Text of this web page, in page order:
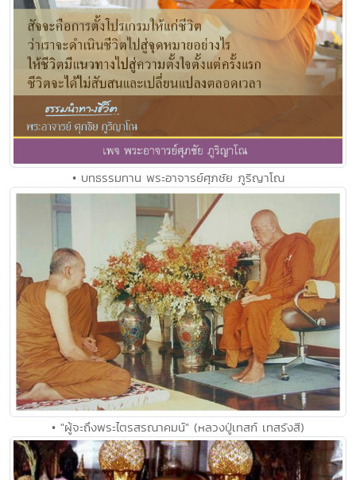
• บทธรรมทาน พระอาจารย์ศุภชัย ภูริญาโณ
• "ผู้จะถึงพระไตรสรณาคมน์" (หลวงปู่เทสก์ เทสรังสี)